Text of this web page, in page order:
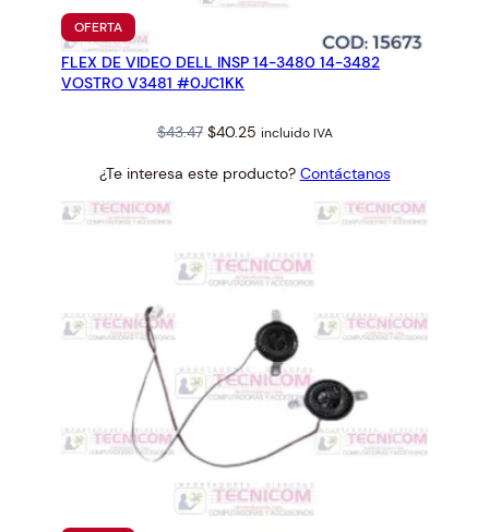
OFERTAPRODUCTO
EN
OFERTA
FLEX DE VIDEO DELL INSP 14-3480 14-3482
VOSTRO V3481 #0JC1KK
$43.47 Original
was:
$40.25Current
is:
incluido IVA
¿Te interesa este producto? Contáctanos